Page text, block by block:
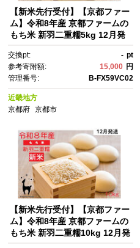
【新米先行受付】【京都ファー
ム】令和8年産 京都ファームの
もち米 新羽二重糯5kg 12月発
産 もち米 人気 おすすめ 米 コ
メ おこめ お取り寄せ 通販 送料
無料 ふるさと納税 ］
交換pt: - pt
参考寄附額:
15,000 円
管理番号:
B-FX59VC02
近畿地方
京都府
京都市
【新米先行受付】【京都ファー
ム】令和8年産 京都ファームの
もち米 新羽二重糯10kg 12月発